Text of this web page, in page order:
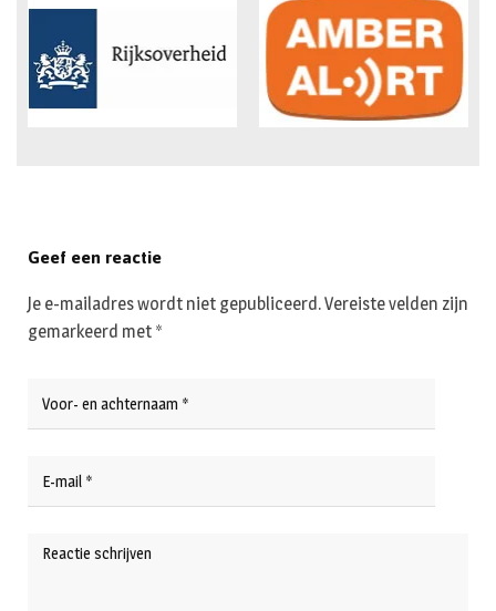
Geef een reactie
Je e-mailadres wordt niet gepubliceerd.Vereiste velden zijn
gemarkeerd met *